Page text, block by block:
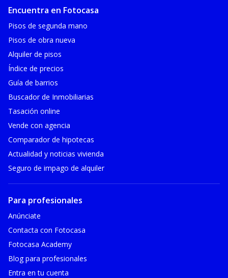
Encuentra en Fotocasa
Pisos de segunda mano
Pisos de obra nueva
Alquiler de pisos
Índice de precios
Guía de barrios
Buscador de Inmobiliarias
Tasación online
Vende con agencia
Comparador de hipotecas
Actualidad y noticias vivienda
Seguro de impago de alquiler
Para profesionales
Anúnciate
Contacta con Fotocasa
Fotocasa Academy
Blog para profesionales
Entra en tu cuenta